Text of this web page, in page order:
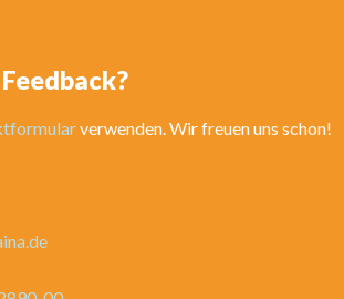
verwenden. Wir freuen uns schon!